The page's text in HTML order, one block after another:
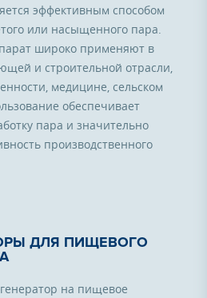
эффективным способом
или насыщенного пара.
широко применяют в
и строительной отрасли,
медицине, сельском
обеспечивает
пара и значительно
производственного
ДЛЯ ПИЩЕВОГО
на пищевое